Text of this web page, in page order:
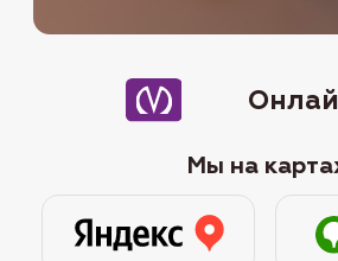
08.07
-онлайн (вторник и четверг)
-онлайн (воскресенье) 11:00-